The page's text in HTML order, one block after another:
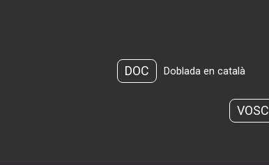
DOC Doblada en català
VOSC